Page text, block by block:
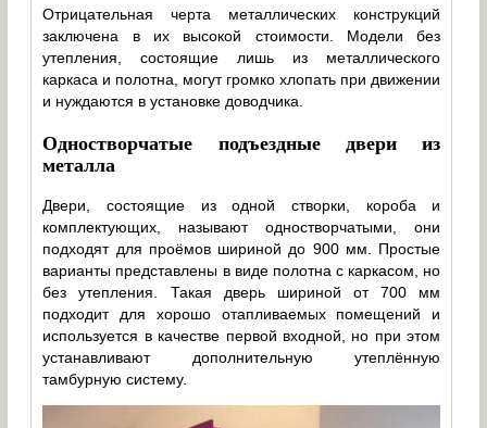
Отрицательная черта металлических конструкций
заключена в их высокой стоимости. Модели без
утепления, состоящие лишь из металлического
каркаса и полотна, могут громко хлопать при движении
и нуждаются в установке доводчика.
Одностворчатые подъездные двери из
металла
Двери, состоящие из одной створки, короба и
комплектующих, называют одностворчатыми, они
подходят для проёмов шириной до 900 мм. Простые
варианты представлены в виде полотна с каркасом, но
без утепления. Такая дверь шириной от 700 мм
подходит для хорошо отапливаемых помещений и
используется в качестве первой входной, но при этом
устанавливают дополнительную утеплённую
тамбурную систему.